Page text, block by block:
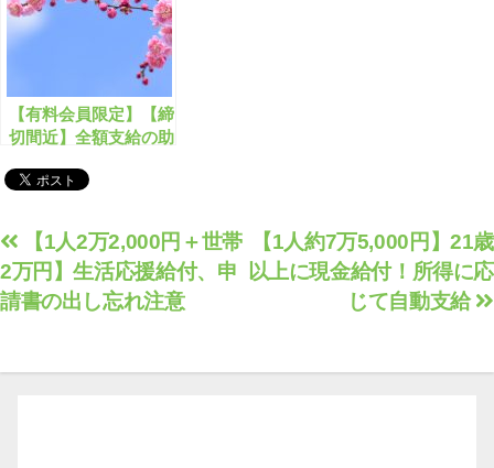
【有料会員限定】【締
切間近】全額支給の助
【2023年2月版】
投
稿
ナ
ゲ
【1人約7万5,000円】21歳
以上に現金給付！所得に応
じて自動支給
【1人2万2,000円＋世帯
2万円】生活応援給付、申
請書の出し忘れ注意